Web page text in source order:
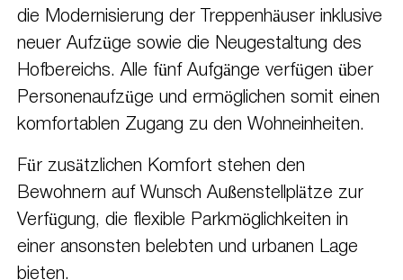
die Modernisierung der Treppenhäuser inklusive
neuer Aufzüge sowie die Neugestaltung des
Hofbereichs. Alle fünf Aufgänge verfügen über
Personenaufzüge und ermöglichen somit einen
komfortablen Zugang zu den Wohneinheiten.
Für zusätzlichen Komfort stehen den
Bewohnern auf Wunsch Außenstellplätze zur
Verfügung, die flexible Parkmöglichkeiten in
einer ansonsten belebten und urbanen Lage
bieten.